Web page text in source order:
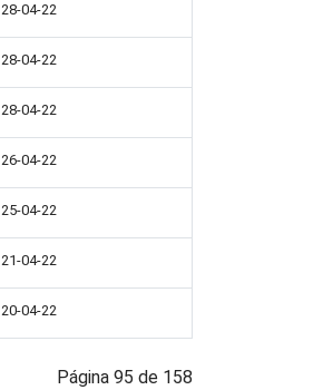
28-04-22
28-04-22
28-04-22
26-04-22
25-04-22
21-04-22
20-04-22
Página 95 de 158